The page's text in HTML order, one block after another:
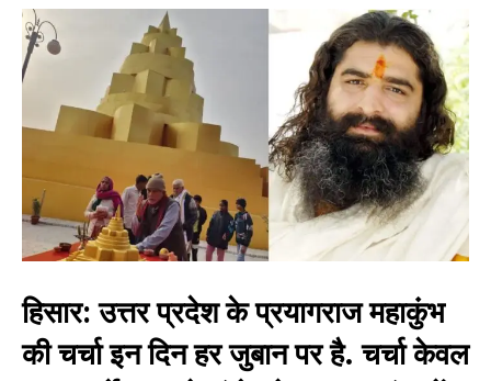
हिसार: उत्तर प्रदेश के प्रयागराज महाकुंभ
की चर्चा इन दिन हर जुबान पर है. चर्चा केवल